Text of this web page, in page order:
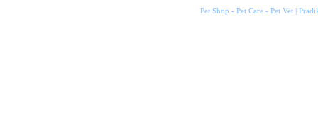
Pet Shop - Pet Care - Pet Vet |